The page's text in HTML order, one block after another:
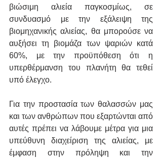
βιώσιμη αλιεία παγκοσμίως, σε
συνδυασμό με την εξάλειψη της
βιομηχανικής αλιείας, θα μπορούσε να
αυξήσει τη βιομάζα των ψαριών κατά
60%, με την προϋπόθεση ότι η
υπερθέρμανση του πλανήτη θα τεθεί
υπό έλεγχο.
Για την προστασία των θαλασσών μας
και των ανθρώπων που εξαρτώνται από
αυτές πρέπει να λάβουμε μέτρα για μια
υπεύθυνη διαχείριση της αλιείας, με
έμφαση στην πρόληψη και την